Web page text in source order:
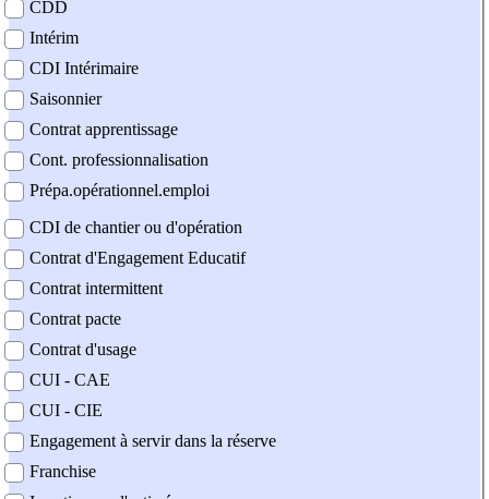
CDD
Intérim
CDI Intérimaire
Saisonnier
Contrat apprentissage
Cont. professionnalisation
Prépa.opérationnel.emploi
CDI de chantier ou d'opération
Contrat d'Engagement Educatif
Contrat intermittent
Contrat pacte
Contrat d'usage
CUI - CAE
CUI - CIE
Engagement à servir dans la réserve
Franchise